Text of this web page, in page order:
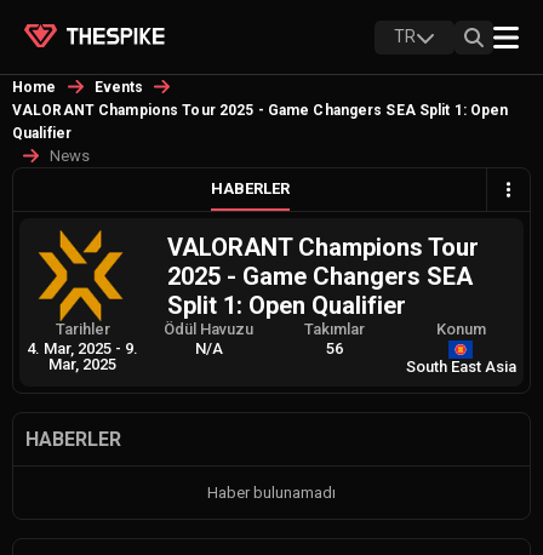
TR
Home
Events
VALORANT Champions Tour 2025 - Game Changers SEA Split 1: Open
Qualifier
News
HABERLER
VALORANT Champions Tour
2025 - Game Changers SEA
Split 1: Open Qualifier
Tarihler
4. Mar, 2025 - 9.
Mar, 2025
Ödül Havuzu
N/A
Takımlar
56
Konum
South East Asia
HABERLER
Haber bulunamadı